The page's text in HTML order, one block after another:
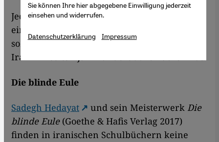
Jedes der hier aufgeführten Bücher spielt
eine wichtige Rolle in dem kulturellen,
sozialen und politischen Wandel, den der
Iran im letzten Jahrhundert durchlaufen hat.
Die blinde Eule
Sadegh Hedayat und sein Meisterwerk Die
blinde Eule (Goethe & Hafis Verlag 2017)
finden in iranischen Schulbüchern keine
Sie können Ihre hier abgegebene Einwilligung jederzeit
einsehen und widerrufen.
Datenschutzerklärung Impressum